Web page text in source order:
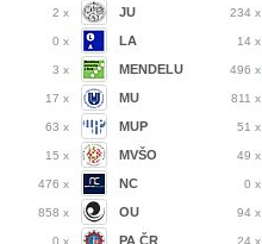
2 x
0 x
3 x
17 x
63 x
15 x
476 x
858 x
0 x
JU 234 x
LA 14 x
MENDELU 496 x
MU 811 x
MUP 51 x
MVŠO 49 x
NC 0 x
OU 94 x
PA ČR 24 x